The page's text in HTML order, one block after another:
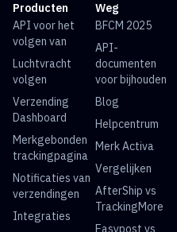
Producten
API voor het
volgen van
Luchtvracht
volgen
Verzending
Dashboard
Merkgebonden
trackingpagina
Notificaties van
verzendingen
Integraties
Weg
BFCM 2025
API-
documenten
voor bijhouden
Blog
Helpcentrum
Merk Activa
Vergelijken
AfterShip vs
TrackingMore
Easypost vs